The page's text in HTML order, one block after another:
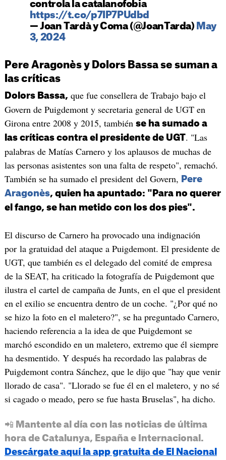
controla la catalanofobia
https://t.co/p7IP7PUdbd
— Joan Tardà y Coma (@JoanTarda) May
3, 2024
Pere Aragonès y Dolors Bassa se suman a
las críticas
Dolors Bassa, que fue consellera de Trabajo bajo el
Govern de Puigdemont y secretaria general de UGT en
Girona entre 2008 y 2015, también se ha sumado a
las críticas contra el presidente de UGT. "Las
palabras de Matías Carnero y los aplausos de muchas de
las personas asistentes son una falta de respeto", remachó.
También se ha sumado el president del Govern, Pere
Aragonès, quien ha apuntado: "Para no querer
el fango, se han metido con los dos pies".
El discurso de Carnero ha provocado una indignación
por la gratuidad del ataque a Puigdemont. El presidente de
UGT, que también es el delegado del comité de empresa
de la SEAT, ha criticado la fotografía de Puigdemont que
ilustra el cartel de campaña de Junts, en el que el president
en el exilio se encuentra dentro de un coche. "¿Por qué no
se hizo la foto en el maletero?", se ha preguntado Carnero,
haciendo referencia a la idea de que Puigdemont se
marchó escondido en un maletero, extremo que él siempre
ha desmentido. Y después ha recordado las palabras de
Puigdemont contra Sánchez, que le dijo que "hay que venir
llorado de casa". "Llorado se fue él en el maletero, y no sé
si cagado o meado, pero se fue hasta Bruselas", ha dicho.
📲 Mantente al día con las noticias de última
hora de Catalunya, España e Internacional.
Descárgate aquí la app gratuita de El Nacional